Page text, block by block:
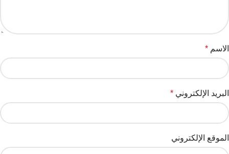
الاسم *
البريد الإلكتروني *
الموقع الإلكتروني